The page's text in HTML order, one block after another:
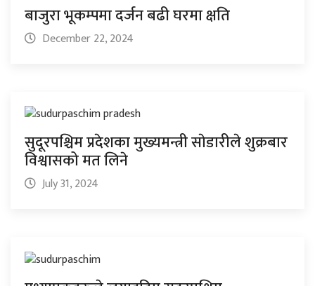
बाजुरा भूकम्पमा दर्जन बढी घरमा क्षति
December 22, 2024
सुदूरपश्चिम प्रदेशका मुख्यमन्त्री साेडारीले शुक्रबार
विश्वासको मत लिने
July 31, 2024